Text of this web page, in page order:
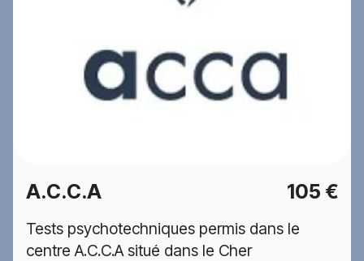
A.C.C.A 105 €
Tests psychotechniques permis dans le
centre A.C.C.A situé dans le Cher